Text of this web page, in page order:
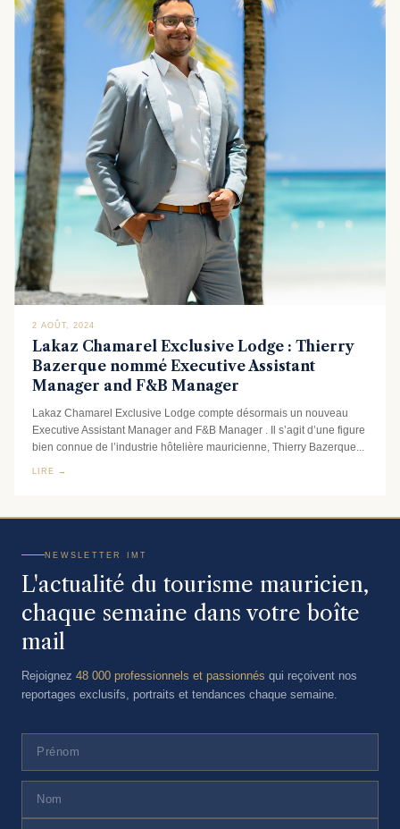
2 AOÛT, 2024
Lakaz Chamarel Exclusive Lodge : Thierry
Bazerque nommé Executive Assistant
Manager and F&B Manager
Lakaz Chamarel Exclusive Lodge compte désormais un nouveau
Executive Assistant Manager and F&B Manager . Il s’agit d’une figure
bien connue de l’industrie hôtelière mauricienne, Thierry Bazerque...
LIRE →
NEWSLETTER IMT
L'actualité du tourisme mauricien,
chaque semaine dans votre boîte
mail
Rejoignez 48 000 professionnels et passionnés qui reçoivent nos
reportages exclusifs, portraits et tendances chaque semaine.